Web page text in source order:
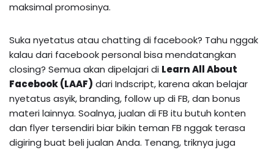
maksimal promosinya.
Suka nyetatus atau chatting di facebook? Tahu nggak
kalau dari facebook personal bisa mendatangkan
closing? Semua akan dipelajari di Learn All About
Facebook (LAAF) dari Indscript, karena akan belajar
nyetatus asyik, branding, follow up di FB, dan bonus
materi lainnya. Soalnya, jualan di FB itu butuh konten
dan flyer tersendiri biar bikin teman FB nggak terasa
digiring buat beli jualan Anda. Tenang, triknya juga